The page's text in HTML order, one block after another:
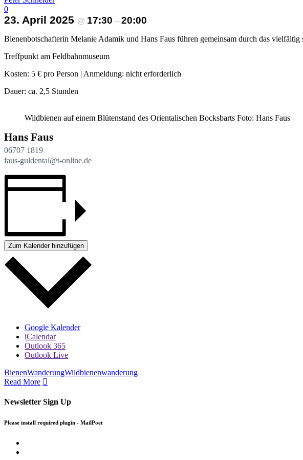
0
23. April 2025 @ 17:30 – 20:00
Bienenbotschafterin Melanie Adamik und Hans Faus führen gemeinsam durch das
Treffpunkt am Feldbahnmuseum
Kosten: 5 € pro Person | Anmeldung: nicht erforderlich
Dauer: ca. 2,5 Stunden
Wildbienen auf einem Blütenstand des Orientalischen Bocksbarts Foto: Hans Faus
Hans Faus
06707 1819
faus-guldental@t-online.de
Zum Kalender hinzufügen
Google Kalender
iCalendar
Outlook 365
Outlook Live
BienenWanderungWildbienenwanderung
Read More
Newsletter Sign Up
Please install required plugin - MailPoet